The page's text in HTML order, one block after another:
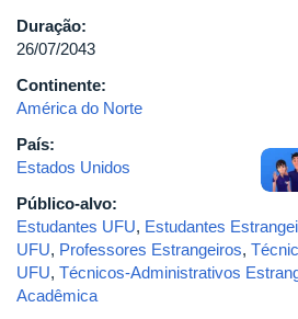
Duração:
26/07/2043
Continente:
América do Norte
País:
Estados Unidos
Público-alvo:
Estudantes UFU, Estudantes
UFU, Professores Estrangeiros,
UFU, Técnicos-Administrativos
Acadêmica